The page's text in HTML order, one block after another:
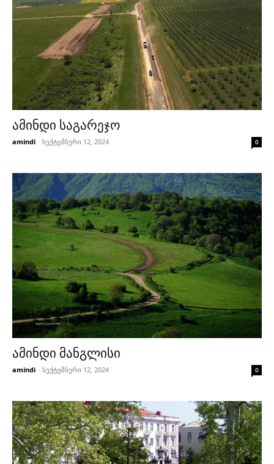
ამინდი საგარეჯო
amindi - სექტემბერი 12, 2024 0
ამინდი მანგლისი
amindi - სექტემბერი 12, 2024 0